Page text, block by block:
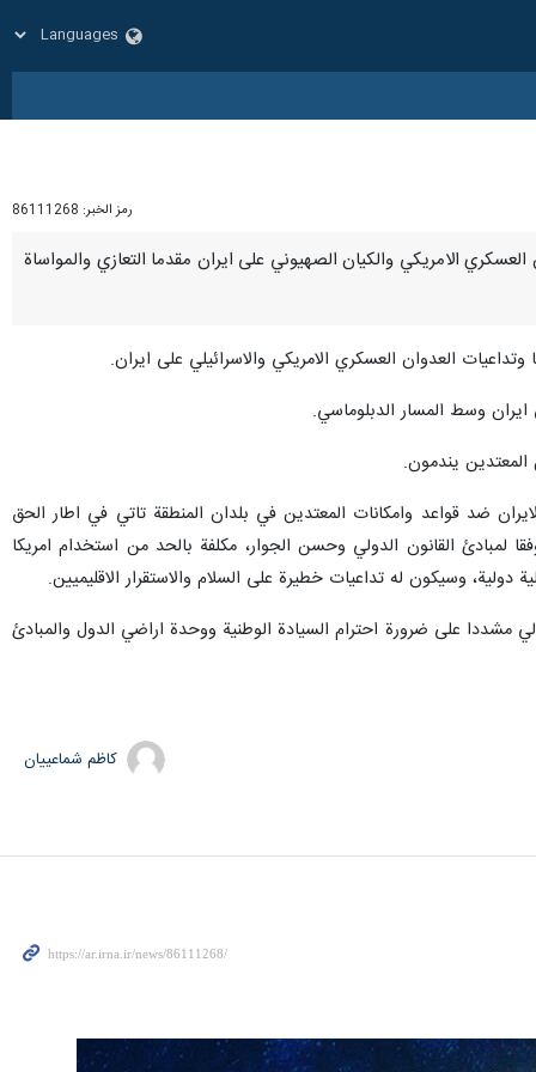
رمز الخبر: 86111268
العسكري الامريكي والكيان الصهيوني على ايران مقدما التعازي والمواساة
العدوان العسكري الامريكي والاسرائيلي على ايران.
وسط المسار الدبلوماسي.
المعتدين يندمون.
ضد قواعد وامكانات المعتدين في بلدان المنطقة تاتي في اطار الحق
لمبادئ القانون الدولي وحسن الجوار، مكلفة بالحد من استخدام امريكا
دولية، وسيكون له تداعيات خطيرة على السلام والاستقرار الاقليميين.
مشددا على ضرورة احترام السيادة الوطنية ووحدة اراضي الدول والمبادئ
کاظم شماعییان